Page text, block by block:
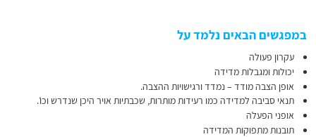
במפגשים הבאים נלמד על
עקרון פעולה
יכולות ומגבלות מדידה
אופן הצבה מודד – נמדד ורגישויות ההצבה.
תנאי סביבה למדידה כמו רעידות מותרות, שכבתיות אויר היכן שנדרש וכו’.
אופני הפעלה
תובנות מתפוקות המדידה